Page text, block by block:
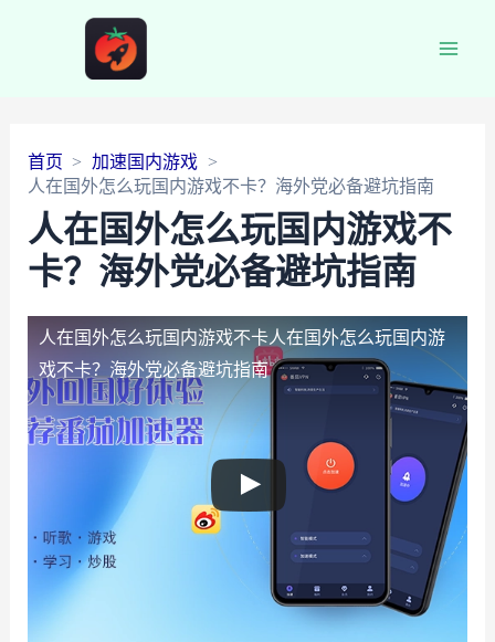
首页
加速国内游戏
人在国外怎么玩国内游戏不卡？海外党必备避坑指南
人在国外怎么玩国内游戏不
卡？海外党必备避坑指南
人在国外怎么玩国内游戏不卡人在国外怎么玩国内游
戏不卡？海外党必备避坑指南